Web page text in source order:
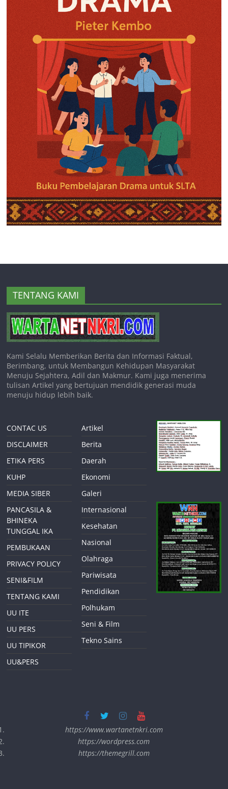
TENTANG KAMI
Kami Selalu Memberikan Berita dan Informasi Faktual,
Berimbang, untuk Membangun Kehidupan Masyarakat
Menuju Sejahtera, Adil dan Makmur. Kami juga menerima
tulisan Artikel yang bertujuan mendidik generasi muda
menuju hidup lebih baik.
CONTAC US
DISCLAIMER
ETIKA PERS
KUHP
MEDIA SIBER
PANCASILA &
BHINEKA
TUNGGAL IKA
PEMBUKAAN
PRIVACY POLICY
SENI&FILM
TENTANG KAMI
UU ITE
UU PERS
UU TIPIKOR
UU&PERS
Artikel
Berita
Daerah
Ekonomi
Galeri
Internasional
Kesehatan
Nasional
Olahraga
Pariwisata
Pendidikan
Polhukam
Seni & Film
Tekno Sains
https://www.wartanetnkri.com
https://wordpress.com
https://themegrill.com